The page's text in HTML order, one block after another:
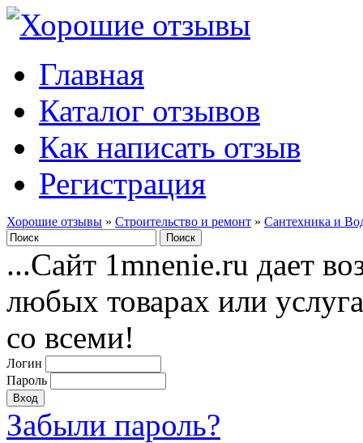
Главная
Каталог отзывов
Как написать отзыв
Регистрация
Хорошие отзывы » Строительство и ремонт » Сантехника и
...Сайт 1mnenie.ru дает
любых товарах или
со всеми!
Логин
Пароль
Забыли пароль?